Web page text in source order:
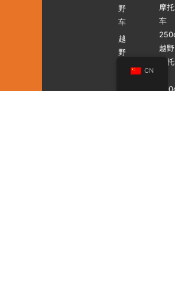
野
车
越
野
车
摩托
车
越野
摩托
CN